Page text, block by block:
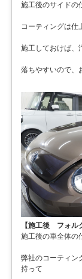
施工後のサイドの
コーティングは仕
施工しておけば、
落ちやすいので、
【施工後 フォル
施工後の車全体の
弊社のコーティン
持って